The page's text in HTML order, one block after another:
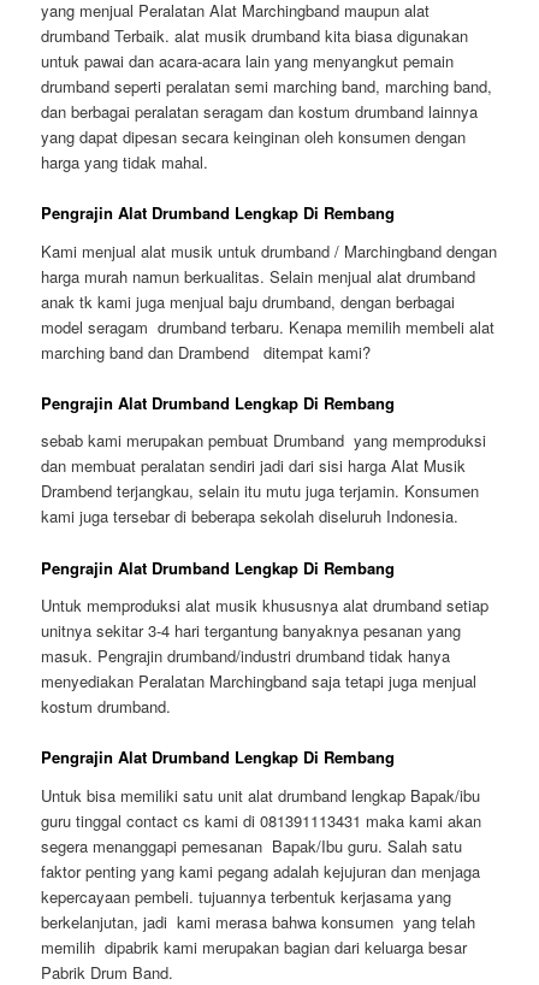
yang menjual Peralatan Alat Marchingband maupun alat
drumband Terbaik. alat musik drumband kita biasa digunakan
untuk pawai dan acara-acara lain yang menyangkut pemain
drumband seperti peralatan semi marching band, marching band,
dan berbagai peralatan seragam dan kostum drumband lainnya
yang dapat dipesan secara keinginan oleh konsumen dengan
harga yang tidak mahal.
Pengrajin Alat Drumband Lengkap Di Rembang
Kami menjual alat musik untuk drumband / Marchingband dengan
harga murah namun berkualitas. Selain menjual alat drumband
anak tk kami juga menjual baju drumband, dengan berbagai
model seragam drumband terbaru. Kenapa memilih membeli alat
marching band dan Drambend ditempat kami?
Pengrajin Alat Drumband Lengkap Di Rembang
sebab kami merupakan pembuat Drumband yang memproduksi
dan membuat peralatan sendiri jadi dari sisi harga Alat Musik
Drambend terjangkau, selain itu mutu juga terjamin. Konsumen
kami juga tersebar di beberapa sekolah diseluruh Indonesia.
Pengrajin Alat Drumband Lengkap Di Rembang
Untuk memproduksi alat musik khususnya alat drumband setiap
unitnya sekitar 3-4 hari tergantung banyaknya pesanan yang
masuk. Pengrajin drumband/industri drumband tidak hanya
menyediakan Peralatan Marchingband saja tetapi juga menjual
kostum drumband.
Pengrajin Alat Drumband Lengkap Di Rembang
Untuk bisa memiliki satu unit alat drumband lengkap Bapak/ibu
guru tinggal contact cs kami di 081391113431 maka kami akan
segera menanggapi pemesanan Bapak/Ibu guru. Salah satu
faktor penting yang kami pegang adalah kejujuran dan menjaga
kepercayaan pembeli. tujuannya terbentuk kerjasama yang
berkelanjutan, jadi kami merasa bahwa konsumen yang telah
memilih dipabrik kami merupakan bagian dari keluarga besar
Pabrik Drum Band.